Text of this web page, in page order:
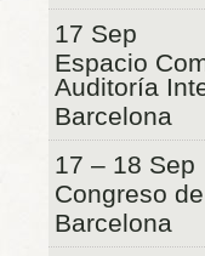
17 Sep
Espacio
Auditoría
Barcelona
17 – 18 Sep
Congreso
Barcelona